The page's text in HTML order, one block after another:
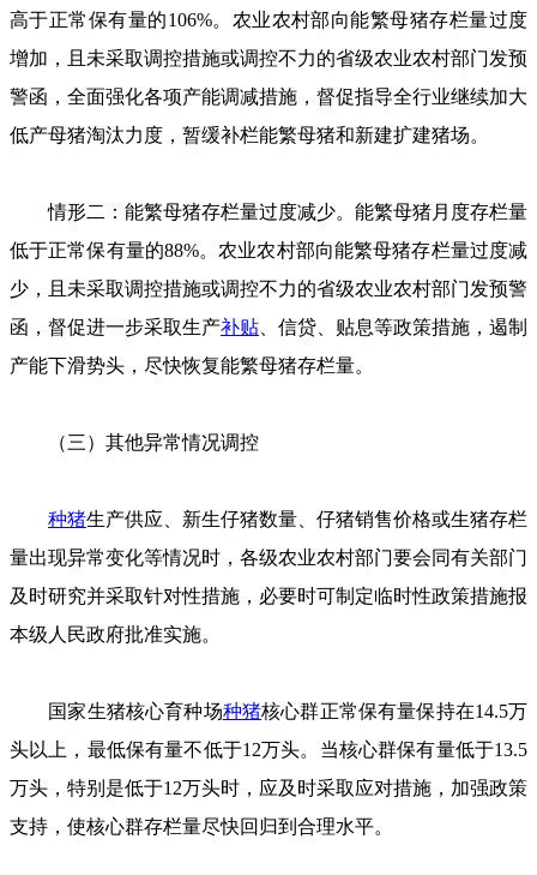
高于正常保有量的106%。农业农村部向能繁母猪存栏量过度
增加，且未采取调控措施或调控不力的省级农业农村部门发预
警函，全面强化各项产能调减措施，督促指导全行业继续加大
低产母猪淘汰力度，暂缓补栏能繁母猪和新建扩建猪场。
情形二：能繁母猪存栏量过度减少。能繁母猪月度存栏量
低于正常保有量的88%。农业农村部向能繁母猪存栏量过度减
少，且未采取调控措施或调控不力的省级农业农村部门发预警
函，督促进一步采取生产补贴 、信贷、贴息等政策措施，遏制
产能下滑势头，尽快恢复能繁母猪存栏量。
（三）其他异常情况调控
种猪生产供应、新生仔猪数量、仔猪销售价格或生猪存栏
量出现异常变化等情况时，各级农业农村部门要会同有关部门
及时研究并采取针对性措施，必要时可制定临时性政策措施报
本级人民政府批准实施。
国家生猪核心育种场种猪核心群正常保有量保持在14.5万
头以上，最低保有量不低于12万头。当核心群保有量低于13.5
万头，特别是低于12万头时，应及时采取应对措施，加强政策
支持，使核心群存栏量尽快回归到合理水平。